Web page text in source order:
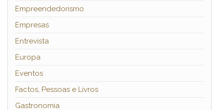
Empreendedorismo
Empresas
Entrevista
Europa
Eventos
Factos, Pessoas e Livros
Gastronomia